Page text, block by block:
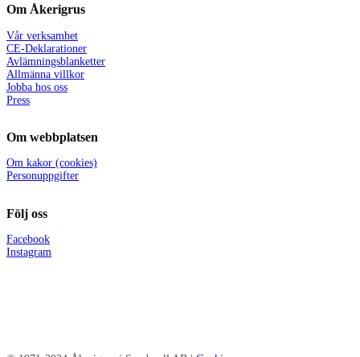
Om Åkerigrus
Vår verksamhet
CE-Deklarationer
Avlämningsblanketter
Allmänna villkor
Jobba hos oss
Press
Om webbplatsen
Om kakor (cookies)
Personuppgifter
Följ oss
Facebook
Instagram